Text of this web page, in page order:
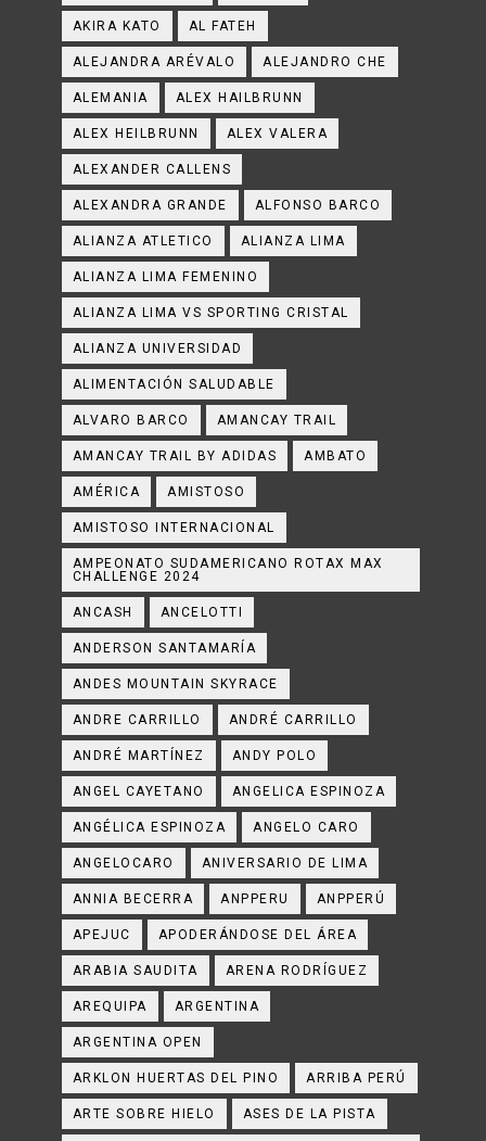
AKIRA KATO AL FATEH
ALEJANDRA ARÉVALO ALEJANDRO CHE
ALEMANIA ALEX HAILBRUNN
ALEX HEILBRUNN ALEX VALERA
ALEXANDER CALLENS
ALEXANDRA GRANDE ALFONSO BARCO
ALIANZA ATLETICO ALIANZA LIMA
ALIANZA LIMA FEMENINO
ALIANZA LIMA VS SPORTING CRISTAL
ALIANZA UNIVERSIDAD
ALIMENTACIÓN SALUDABLE
ALVARO BARCO AMANCAY TRAIL
AMANCAY TRAIL BY ADIDAS AMBATO
AMÉRICA AMISTOSO
AMISTOSO INTERNACIONAL
AMPEONATO SUDAMERICANO ROTAX MAX
CHALLENGE 2024
ANCASH ANCELOTTI
ANDERSON SANTAMARÍA
ANDES MOUNTAIN SKYRACE
ANDRE CARRILLO ANDRÉ CARRILLO
ANDRÉ MARTÍNEZ ANDY POLO
ANGEL CAYETANO ANGELICA ESPINOZA
ANGÉLICA ESPINOZA ANGELO CARO
ANGELOCARO ANIVERSARIO DE LIMA
ANNIA BECERRA ANPPERU ANPPERÚ
APEJUC APODERÁNDOSE DEL ÁREA
ARABIA SAUDITA ARENA RODRÍGUEZ
AREQUIPA ARGENTINA
ARGENTINA OPEN
ARKLON HUERTAS DEL PINO ARRIBA PERÚ
ARTE SOBRE HIELO ASES DE LA PISTA